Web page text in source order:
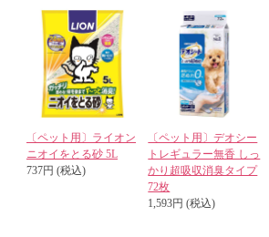
〔ペット用〕ライオン
ニオイをとる砂 5L
737円 (税込)
〔ペット用〕デオシー
トレギュラー無香 しっ
かり超吸収消臭タイプ
72枚
1,593円 (税込)